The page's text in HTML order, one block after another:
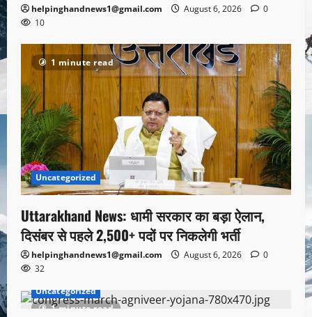
helpinghandnews1@gmail.com August 6, 2026
0
10
1 minute read
Uncategorized
Uttarakhand News: धामी सरकार का बड़ा ऐलान,
दिसंबर से पहले 2,500+ पदों पर निकलेगी भर्ती
helpinghandnews1@gmail.com August 6, 2026
0
32
1 minute read
Uncategorized